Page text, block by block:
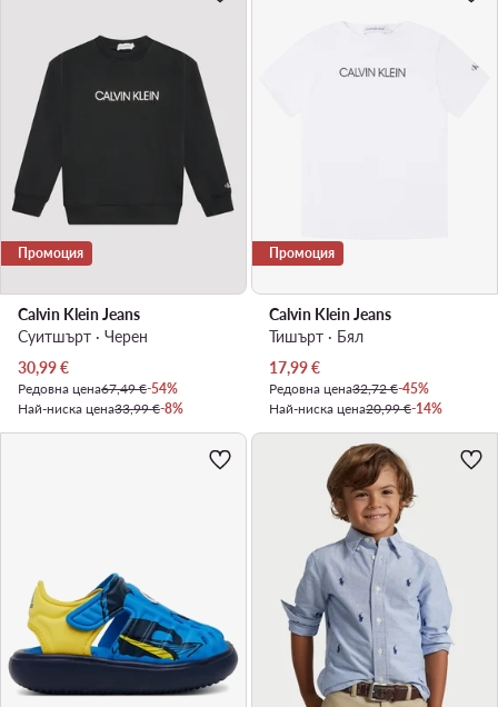
Промоция
Calvin Klein Jeans
Суитшърт · Черен
Актуална цена
30,99€
Редовна цена67,49 €-54%
Най-ниска цена33,99 €-8%
Промоция
Calvin Klein Jeans
Тишърт · Бял
Актуална цена
17,99€
Редовна цена32,72 €-45%
Най-ниска цена20,99 €-14%